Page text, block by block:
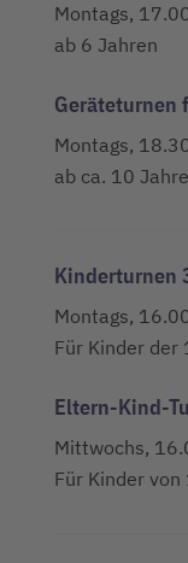
Montags,
ab 6 Jahren
Geräteturnen
Montags,
ab ca. 10
Kinderturnen
Montags,
Für Kinder der
Eltern-Kind-
Mittwochs,
Für Kinder